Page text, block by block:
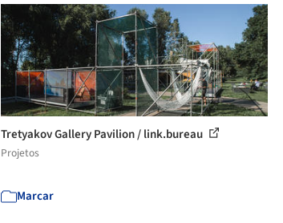
Tretyakov Gallery Pavilion / link.bureau
Projetos
Marcar